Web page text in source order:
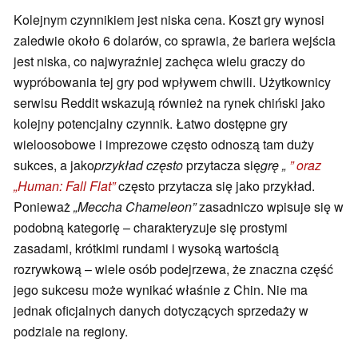
Kolejnym czynnikiem jest niska cena. Koszt gry wynosi
zaledwie około 6 dolarów, co sprawia, że bariera wejścia
jest niska, co najwyraźniej zachęca wielu graczy do
wypróbowania tej gry pod wpływem chwili. Użytkownicy
serwisu Reddit wskazują również na rynek chiński jako
kolejny potencjalny czynnik. Łatwo dostępne gry
wieloosobowe i imprezowe często odnoszą tam duży
sukces, a jakoprzykład częstoprzytacza sięgrę „ ” oraz
„Human: Fall Flat”często przytacza się jako przykład.
Ponieważ„Meccha Chameleon”zasadniczo wpisuje się w
podobną kategorię – charakteryzuje się prostymi
zasadami, krótkimi rundami i wysoką wartością
rozrywkową – wiele osób podejrzewa, że znaczna część
jego sukcesu może wynikać właśnie z Chin. Nie ma
jednak oficjalnych danych dotyczących sprzedaży w
podziale na regiony.